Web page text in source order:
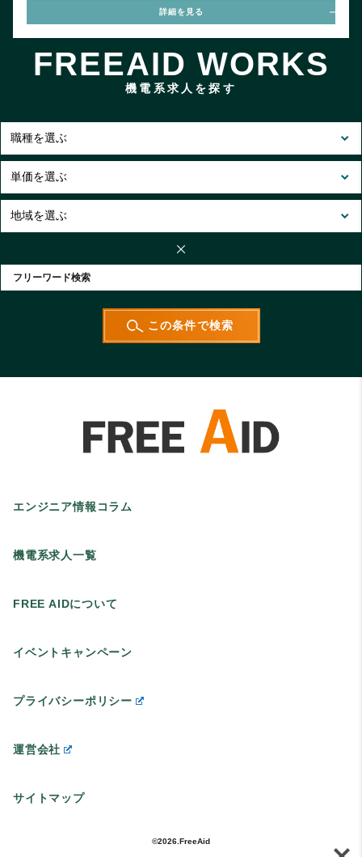
詳細を見る
FREEAID WORKS
機電系求人を探す
エンジニア情報コラム
機電系求人一覧
FREE AIDについて
イベントキャンペーン
プライバシーポリシー
運営会社
サイトマップ
©2026.FreeAid